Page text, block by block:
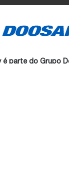
é parte do Grupo